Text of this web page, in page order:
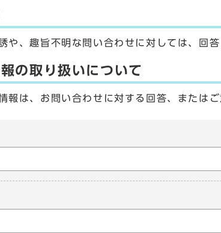
や、趣旨不明な問い合わせに対しては、回答
の取り扱いについて
報は、お問い合わせに対する回答、または